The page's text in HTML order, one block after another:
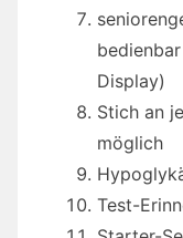
Display)
Stich an
möglich
Test-